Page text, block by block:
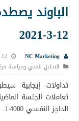
الباوند
12-3-2021
NC Marketing
12 مارس, 2021 10:31 ص
التحليل الفني ودراسة
تداولات إيجابية
تعاملات الجلسة
الحاجز النفسي 1.4000.